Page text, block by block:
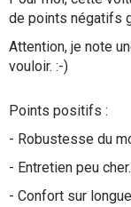
de points négatifs
Attention, je note
vouloir. :-)
Points positifs :
- Robustesse du
- Entretien peu cher.
- Confort sur